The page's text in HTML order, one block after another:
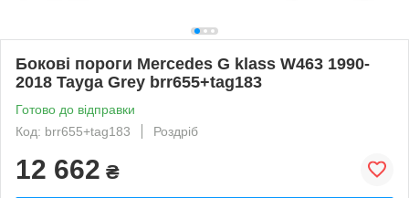
Бокові пороги Mercedes G klass W463 1990-
2018 Tayga Grey brr655+tag183
Готово до відправки
Код: brr655+tag183
Роздріб
12 662 ₴